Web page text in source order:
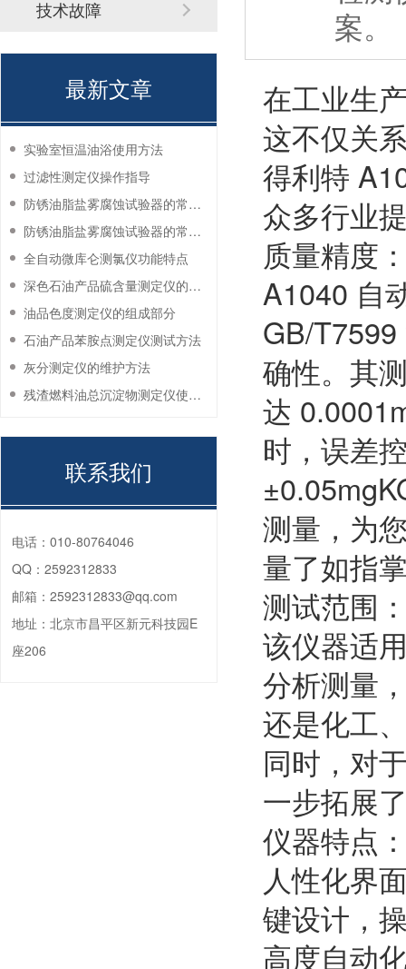
案。
在工业生
这不仅关
得利特
众多行业
质量精度
A1040 自
GB/
确性。其
达
时，误差
测量，为
量了如指
测试范围
该仪器适
分析测量
还是化工
同时，对
一步拓展
仪器特点
人性化界
键设计，
高度自动
技术故障
最新文章
实验室恒温油浴使用方法
过滤性测定仪操作指导
防锈油脂盐雾腐蚀试验器的常见故障与解决方法
防锈油脂盐雾腐蚀试验器的常见故障与解决方法
全自动微库仑测氯仪功能特点
深色石油产品硫含量测定仪的工作环境要求
油品色度测定仪的组成部分
石油产品苯胺点测定仪测试方法
灰分测定仪的维护方法
残渣燃料油总沉淀物测定仪使用注意事项
联系我们
电话： 010-80764046
QQ： 2592312833
邮箱： 2592312833@qq.com
地址： 北京市昌平区新元科技园E
座206